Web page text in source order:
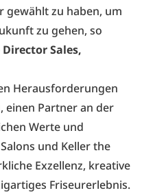
gewählt zu haben, um
zu gehen, so
Sales,
Herausforderungen
einen Partner an der
Werte und
und Keller the
Exzellenz, kreative
Friseurerlebnis.